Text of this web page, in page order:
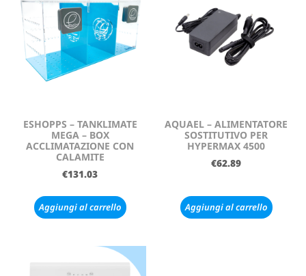
ESHOPPS – TANKLIMATE
MEGA – BOX
ACCLIMATAZIONE CON
CALAMITE
€131.03
Aggiungi al carrello
AQUAEL – ALIMENTATORE
SOSTITUTIVO PER
HYPERMAX 4500
€62.89
Aggiungi al carrello